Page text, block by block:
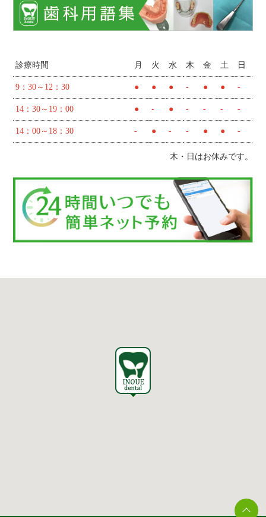
診療時間 月 火 水 木 金 土 日
9：30～12：30 ● ● ● - ● ● -
14：30～19：00 ● - ● - - - -
14：00～18：30 - ● - - ● ● -
木・日はお休みです。